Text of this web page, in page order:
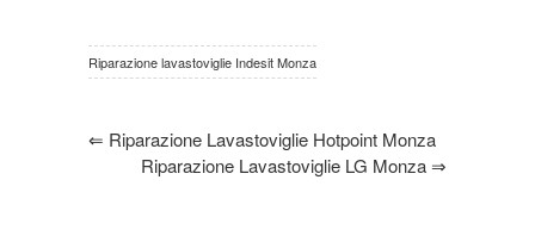
Riparazione lavastoviglie Indesit Monza
⇐ Riparazione Lavastoviglie Hotpoint Monza
Riparazione Lavastoviglie LG Monza⇒